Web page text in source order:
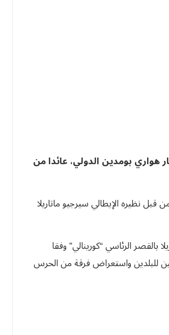
بومدين الدولي، عائدا من
قبل نظيره الإيطالي سيرجيو ماتاريلا
الرئاسي “كورينالي” وفقا
للبلدين واستعراض فرقة من الحرس